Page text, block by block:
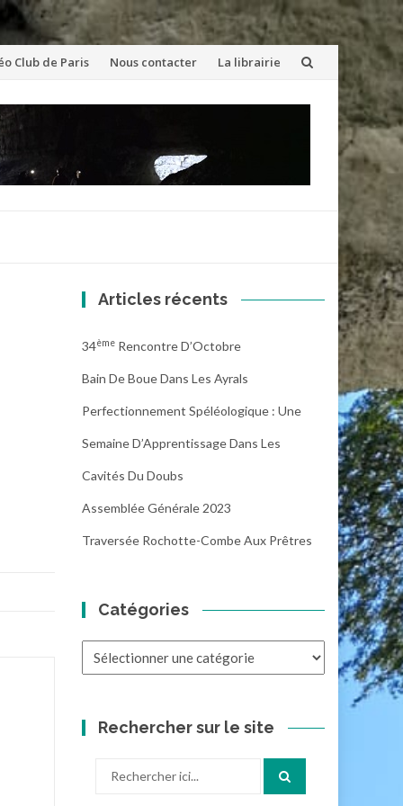
Club de Paris Nous contacter La librairie
Articles récents
34Ème Rencontre D’Octobre
Bain De Boue Dans Les Ayrals
Perfectionnement Spéléologique : Une
Semaine D’Apprentissage Dans Les
Cavités Du Doubs
Assemblée Générale 2023
Traversée Rochotte-Combe Aux Prêtres
Catégories
Rechercher sur le site